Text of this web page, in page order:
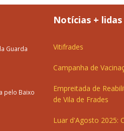
Guarda
pelo Baixo
Notícias + lidas
Vitifrades
Campanha de
Empreitada de
de Vila de Frades
Luar d'Agosto 2025: